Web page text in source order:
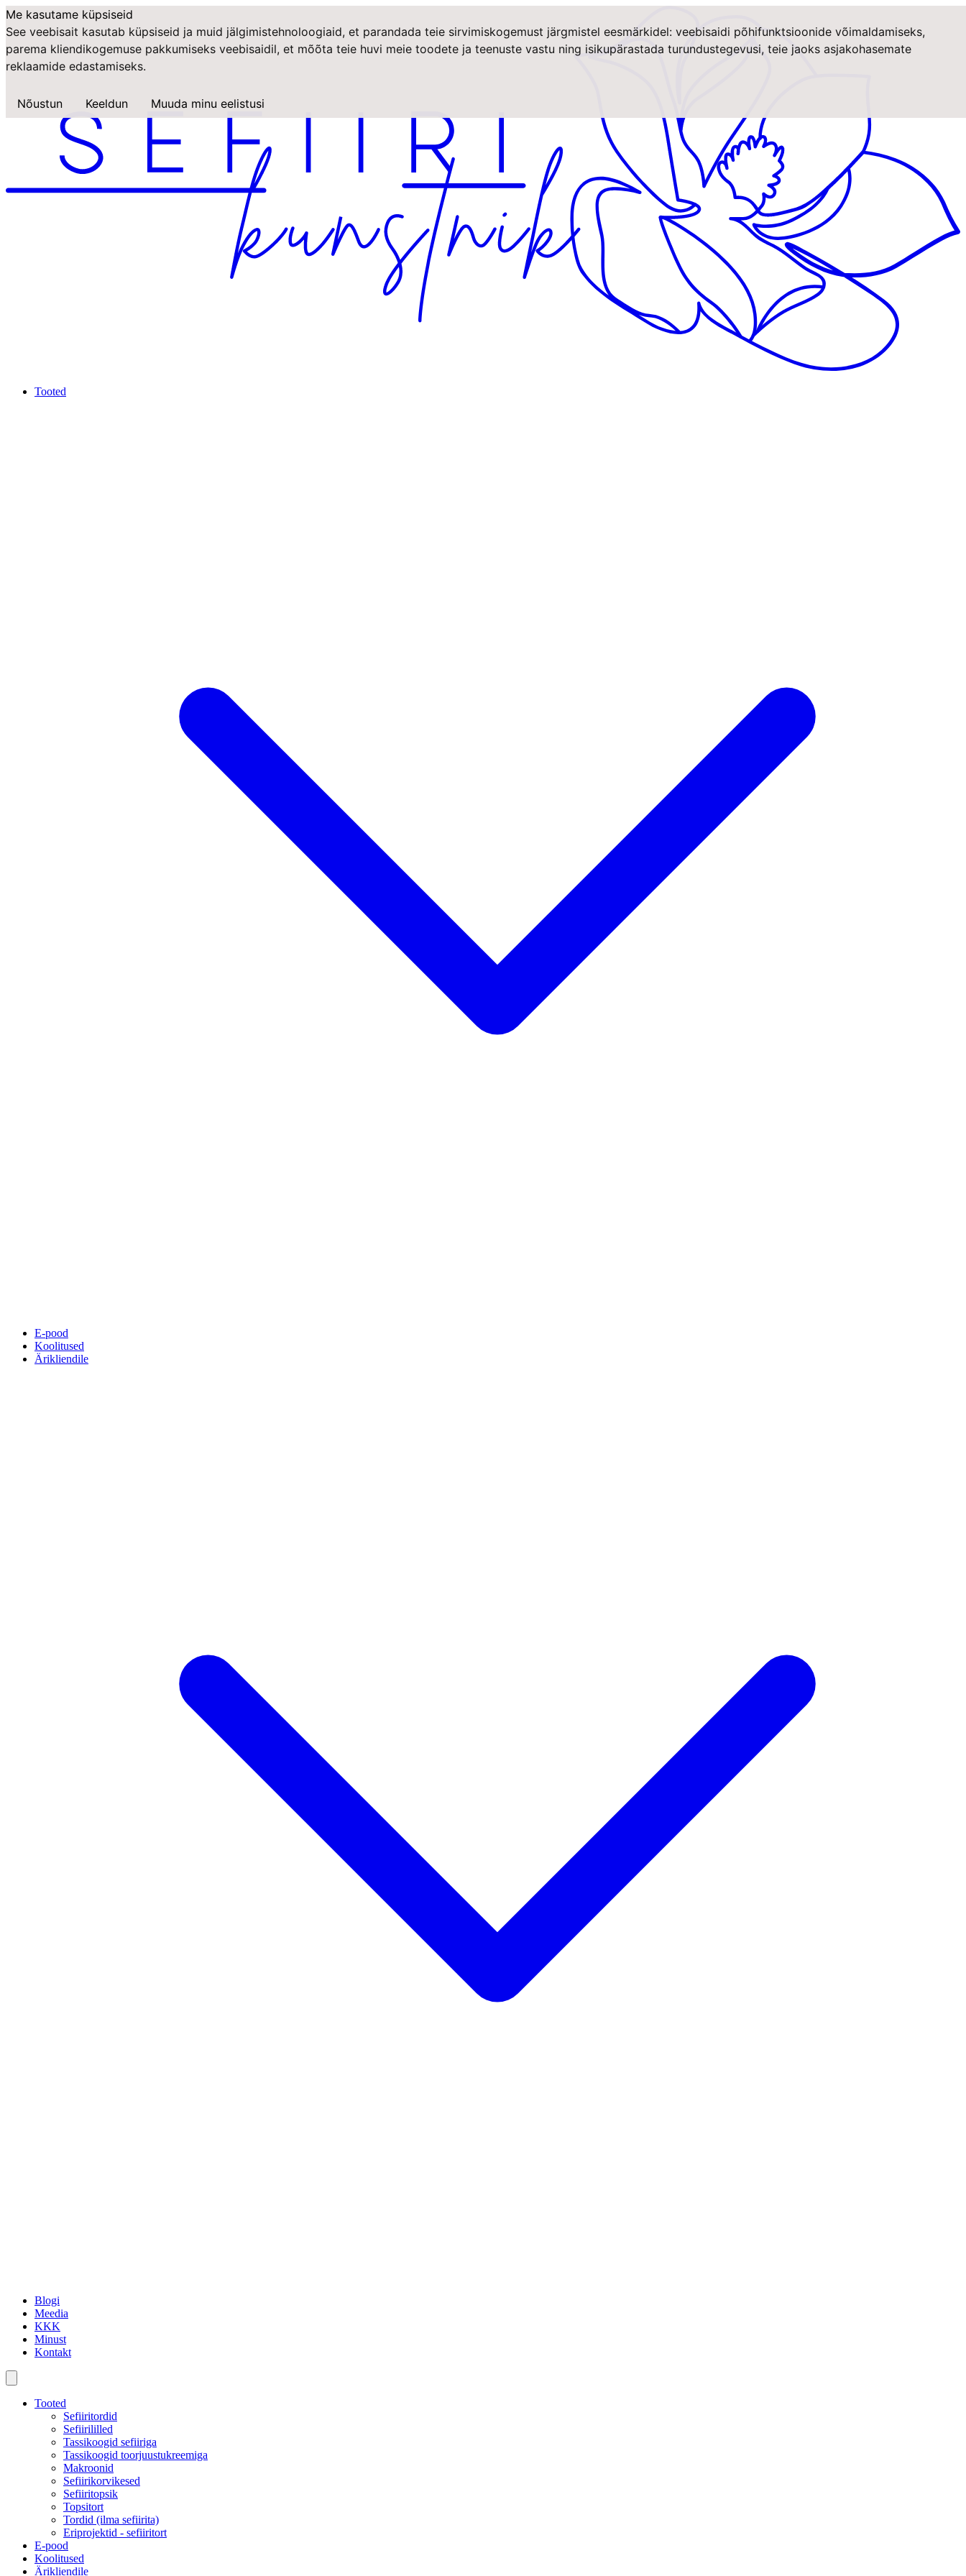
Me kasutame küpsiseid
See veebisait kasutab küpsiseid ja muid jälgimistehnoloogiaid, et parandada teie sirvimiskogemust järgmistel eesmärkidel: veebisaidi põhifunktsioonide võimaldamiseks,
parema kliendikogemuse pakkumiseks veebisaidil, et mõõta teie huvi meie toodete ja teenuste vastu ning isikupärastada turundustegevusi, teie jaoks asjakohasemate
reklaamide edastamiseks.
Nõustun Keeldun Muuda minu eelistusi
Tooted
E-pood
Koolitused
Ärikliendile
Blogi
Meedia
KKK
Minust
Kontakt
Tooted
Sefiiritordid
Sefiirililled
Tassikoogid sefiiriga
Tassikoogid toorjuustukreemiga
Makroonid
Sefiirikorvikesed
Sefiiritopsik
Topsitort
Tordid (ilma sefiirita)
Eriprojektid - sefiiritort
E-pood
Koolitused
Ärikliendile